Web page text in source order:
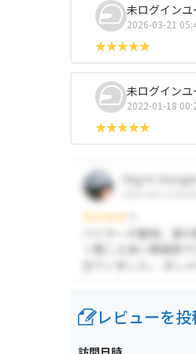
未ログインユ
2026-03-21
未ログインユ
2022-01-18
レビューを投